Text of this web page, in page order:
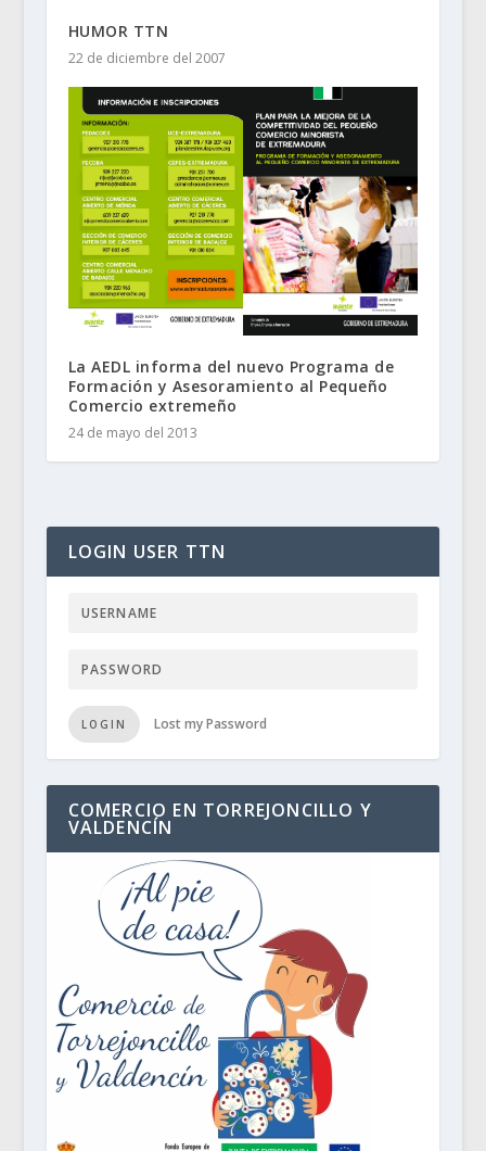
HUMOR TTN
22 de diciembre del 2007
La AEDL informa del nuevo Programa de
Formación y Asesoramiento al Pequeño
Comercio extremeño
24 de mayo del 2013
LOGIN USER TTN
LOGIN Lost my Password
COMERCIO EN TORREJONCILLO Y
VALDENCÍN